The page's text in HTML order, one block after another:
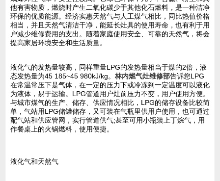
他有害物质，燃烧时产生二氧化碳少于其他化石燃料，是一种洁净
环保的优质能源。经济实惠天然气与人工煤气相比，同比热值价格
相当，并且天然气清洁干净，能延长灶具的使用寿命，也有利于用
户减少维修费用的支出。随着家庭使用安全、可靠的天然气，将会
提高家居环境安全和生活质量。
液化气的发热量较高，同样重量LPG的发热量相当于煤的2倍，液
态发热量为45 185~45 980kJ/kg。 林内燃气灶维修部告诉您LPG
在常温常压下是气体，在一定的压力下或冷冻到一定温度可以液化
为液体，易于运输。LPG管道用户灶前压力不变，用户使用方便。
与城市煤气的生产、储存、供应情况相比，LPG的储存设备比较简
单，气站用LPG储罐储存，又可装在气瓶里供用户使用，也可通过
配气站和供应管网，实行管道供气;甚至可用小瓶装上丁烷气，用
作餐桌上的火锅燃料，使用便捷。
液化气和天然气